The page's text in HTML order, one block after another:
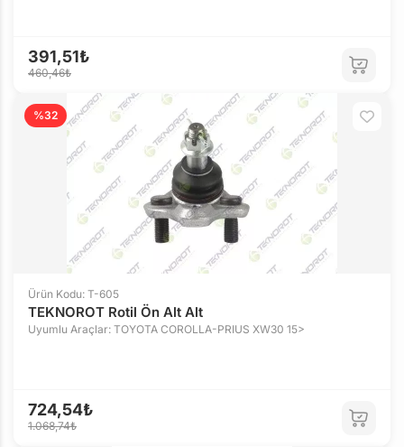
391,51₺
460,46₺
%32
Ürün Kodu: T-605
TEKNOROT Rotil Ön Alt Alt
Uyumlu Araçlar: TOYOTA COROLLA-PRIUS XW30 15>
724,54₺
1.068,74₺